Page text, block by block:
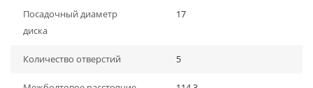
Посадочный диаметр
диска
17
Количество отверстий 5